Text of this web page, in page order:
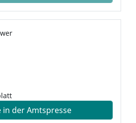
in der Amtspresse